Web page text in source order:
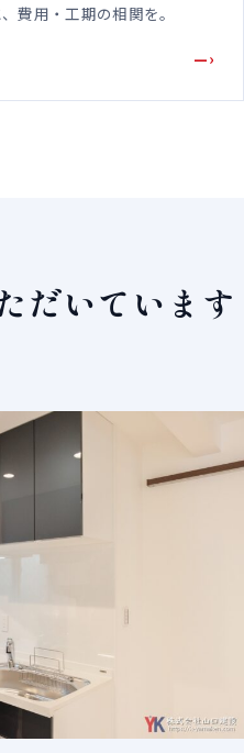
費用・工期の相関を。
—›
だいています